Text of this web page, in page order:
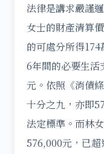
法律是講求嚴謹
女士的財產清算
的可處分所得
6年間的必要生活
元。依照《消債
十分之九，亦即
法定標準。而林
576,000元，已